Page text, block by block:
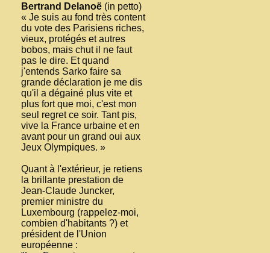
Bertrand Delanoë (in petto)
« Je suis au fond très content
du vote des Parisiens riches,
vieux, protégés et autres
bobos, mais chut il ne faut
pas le dire. Et quand
j'entends Sarko faire sa
grande déclaration je me dis
qu'il a dégainé plus vite et
plus fort que moi, c'est mon
seul regret ce soir. Tant pis,
vive la France urbaine et en
avant pour un grand oui aux
Jeux Olympiques. »
Quant à l'extérieur, je retiens
la brillante prestation de
Jean-Claude Juncker,
premier ministre du
Luxembourg (rappelez-moi,
combien d'habitants ?) et
président de l'Union
européenne :